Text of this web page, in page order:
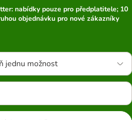
nabídky pouze pro předplatitele; 10
objednávku pro nové zákazníky
jednu možnost